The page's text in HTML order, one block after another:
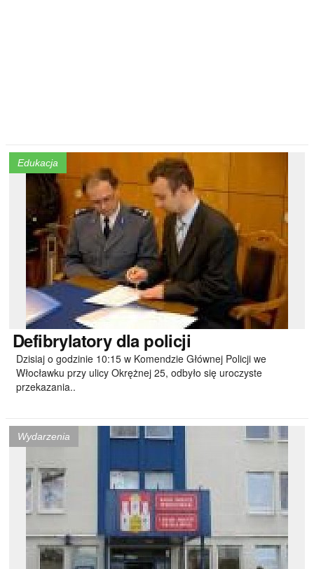
Edukacja
Defibrylatorydla policji
Dzisiaj o godzinie 10:15 w Komendzie Głównej Policji we
Włocławku przy ulicy Okrężnej 25, odbyło się uroczyste
przekazania..
Wydarzenia